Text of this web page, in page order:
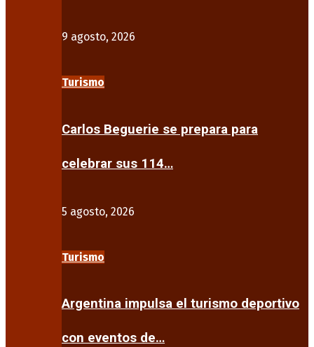
9 agosto, 2026
Turismo
Carlos Beguerie se prepara para
celebrar sus 114…
5 agosto, 2026
Turismo
Argentina impulsa el turismo deportivo
con eventos de…